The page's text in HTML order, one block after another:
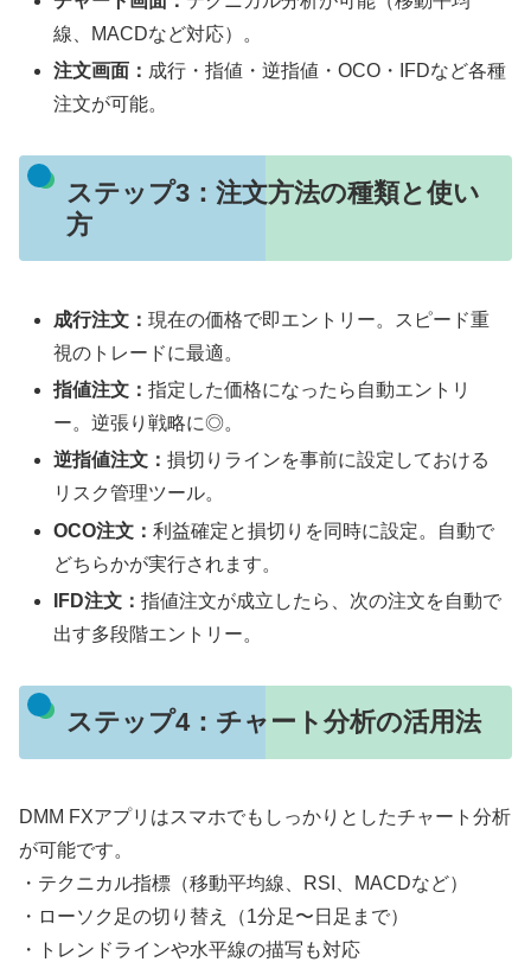
線、MACDなど対応）。
注文画面： 成行・指値・逆指値・OCO・IFDなど各種
注文が可能。
ステップ3：注文方法の種類と使い
方
成行注文：現在の価格で即エントリー。スピード重
視のトレードに最適。
指値注文：指定した価格になったら自動エントリ
ー。逆張り戦略に◎。
逆指値注文：損切りラインを事前に設定しておける
リスク管理ツール。
OCO注文：利益確定と損切りを同時に設定。自動で
どちらかが実行されます。
IFD注文：指値注文が成立したら、次の注文を自動で
出す多段階エントリー。
ステップ4：チャート分析の活用法
DMM FXアプリはスマホでもしっかりとしたチャート分析
が可能です。
・テクニカル指標（移動平均線、RSI、MACDなど）
・ローソク足の切り替え（1分足〜日足まで）
・トレンドラインや水平線の描写も対応